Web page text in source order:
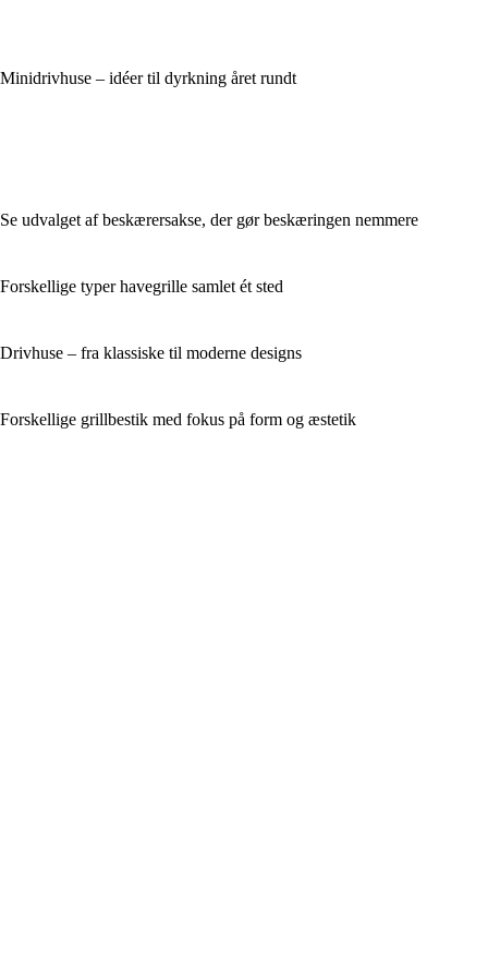
Minidrivhuse – idéer til dyrkning året rundt
Se udvalget af beskærersakse, der gør beskæringen nemmere
Forskellige typer havegrille samlet ét sted
Drivhuse – fra klassiske til moderne designs
Forskellige grillbestik med fokus på form og æstetik